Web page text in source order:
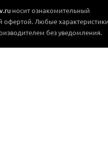
носит ознакомительный
офертой. Любые
без уведомления.